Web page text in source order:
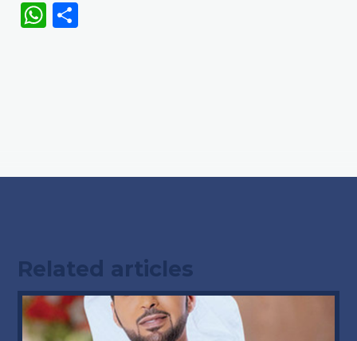
WhatsApp
Related articles